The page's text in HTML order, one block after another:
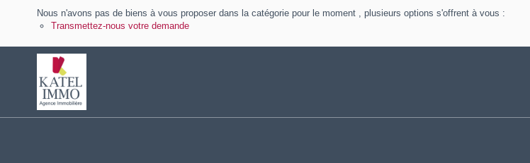
Nous n'avons pas de biens à vous proposer dans la catégorie pour le moment , plusieurs options s'offrent à vous :
Transmettez-nous votre demande